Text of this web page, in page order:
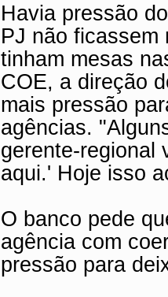
Havia pressão
PJ não ficassem
tinham mesas
COE, a direção
mais pressão
agências.
gerente-regional
aqui.' Hoje isso
O banco pede
agência com
pressão para